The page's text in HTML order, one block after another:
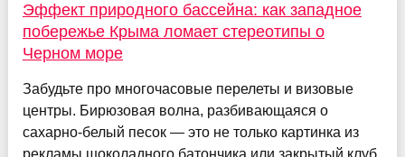
Эффект природного бассейна: как западное
побережье Крыма ломает стереотипы о
Черном море
Забудьте про многочасовые перелеты и визовые
центры. Бирюзовая волна, разбивающаяся о
сахарно-белый песок — это не только картинка из